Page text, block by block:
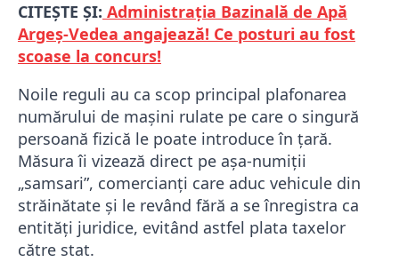
CITEȘTE ȘI: Administrația Bazinală de Apă
Argeș-Vedea angajează! Ce posturi au fost
scoase la concurs!
Noile reguli au ca scop principal plafonarea
numărului de mașini rulate pe care o singură
persoană fizică le poate introduce în țară.
Măsura îi vizează direct pe așa-numiții
„samsari”, comercianți care aduc vehicule din
străinătate și le revând fără a se înregistra ca
entități juridice, evitând astfel plata taxelor
către stat.